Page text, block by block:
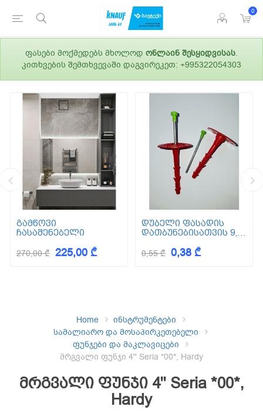
0
ფასები მოქმედებს მხოლოდ ონლაინ შესყიდვისას.
კითხვების შემთხვევაში დაგვირეკეთ: +995322054303
გამწოვი
ჩასაშენებელი
270,00 ₾ 225,00 ₾
დუბელი ფასადის
დათბუნებისათვის 9,5
0,55 ₾ 0,38 ₾
Home
ინსტრუმენტები
სამალიარო და მოსაპირკეთებელი
ფუნჯები და მაკლავიცები
მრგვალი ფუნჯი 4'' Seria *00*, Hardy
მრგვალი ფუნჯი 4'' Seria *00*,
Hardy